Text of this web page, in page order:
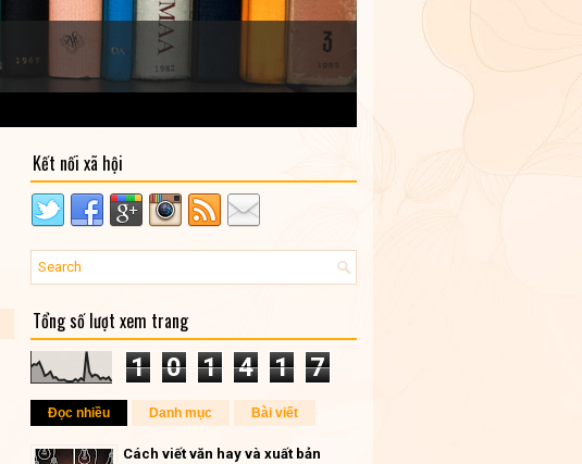
Kết nối xã hội
Tổng số lượt xem trang
1 0 1 4 1 7
Đọc nhiều Danh mục Bài viết
Cách viết văn hay và xuất bản